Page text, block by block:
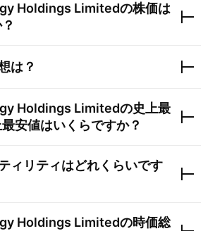
Holdings Limitedの株価は
は？
Holdings Limitedの史上最
安値はいくらですか？
ィリティはどれくらいです
Holdings Limitedの時価総